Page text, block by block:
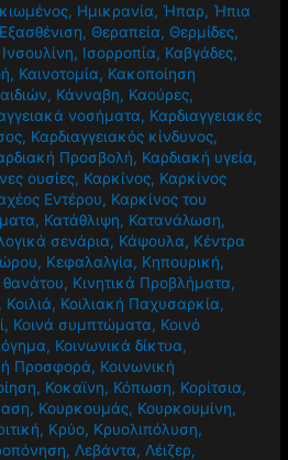
, Ημικρανία, Ήπαρ, Ήπια
, Θεραπεία, Θερμίδες,
Ινσουλίνη, Ισορροπία, Καβγάδες,
, Καινοτομία, Κακοποίηση
, Κάνναβη, Καούρες,
νοσήματα, Καρδιαγγειακές
, Καρδιαγγειακός κίνδυνος,
Προσβολή, Καρδιακή υγεία,
ουσίες, Καρκίνος, Καρκίνος
Εντέρου, Καρκίνος του
, Κατάθλιψη, Κατανάλωση,
σενάρια, Κάψουλα, Κέντρα
, Κεφαλαλγία, Κηπουρική,
θανάτου, Κινητικά Προβλήματα,
, Κοιλιά, Κοιλιακή Παχυσαρκία,
, Κοινά συμπτώματα, Κοινό
, Κοινωνικά δίκτυα,
Προσφορά, Κοινωνική
, Κοκαϊνη, Κόπωση, Κορίτσια,
, Κουρκουμάς, Κουρκουμίνη,
, Κρύο, Κρυολιπόλυση,
, Λεβάντα, Λέιζερ,